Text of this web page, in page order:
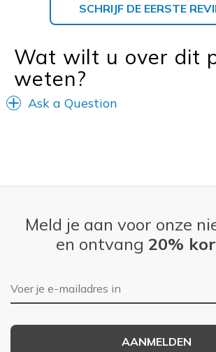
SCHRIJF DE EERSTE
Wat wilt u over dit
weten?
Ask a Question
Meld je aan voor onze
en ontvang 20%
E-mailadres
AANMELDEN